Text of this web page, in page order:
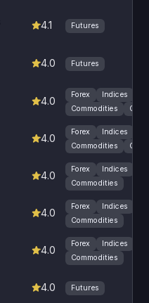
4.1 Futures
4.0 Futures
4.0
Forex
Indices
Commodities
4.0
Forex
Indices
Commodities
4.0
Forex
Indices
Commodities
4.0
Forex
Indices
Commodities
4.0
Forex
Indices
Commodities
4.0 Futures